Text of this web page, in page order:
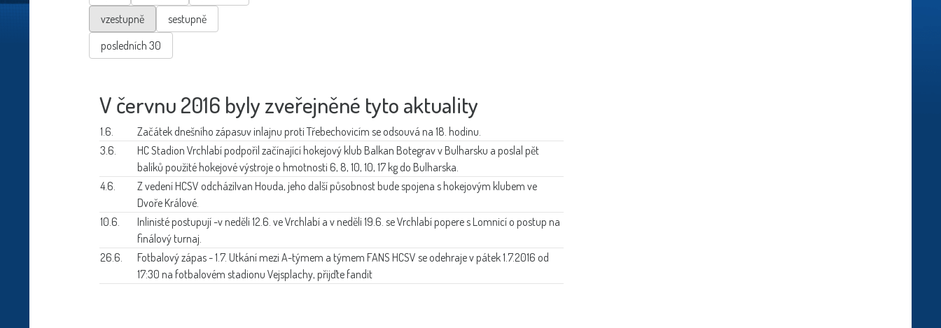
vzestupně
sestupně
posledních 30
V červnu 2016 byly zveřejněné tyto aktuality
1.6. Začátek dnešního zápasuv inlajnu proti Třebechovicím se odsouvá na 18. hodinu.
3.6.
HC Stadion Vrchlabí podpořil začínající hokejový klub Balkan Botegrav v Bulharsku a poslal pět
balíků použité hokejové výstroje o hmotnosti 6, 8, 10, 10, 17 kg do Bulharska.
4.6.
Z vedení HCSV odcházíIvan Houda, jeho další působnost bude spojena s hokejovým klubem ve
Dvoře Králové.
10.6.
Inlinisté postupují -v neděli 12.6. ve Vrchlabí a v neděli 19.6. se Vrchlabí popere s Lomnicí o postup na
finálový turnaj.
26.6.
Fotbalový zápas - 1.7. Utkání mezi A-týmem a týmem FANS HCSV se odehraje v pátek 1.7.2016 od
17:30 na fotbalovém stadionu Vejsplachy, přijďte fandit